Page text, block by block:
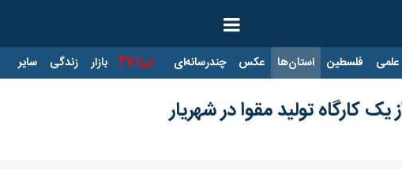
علمی فلسطین استان‌ها عکس چندرسانه‌ای ایرنا TV بازار زندگی سایر